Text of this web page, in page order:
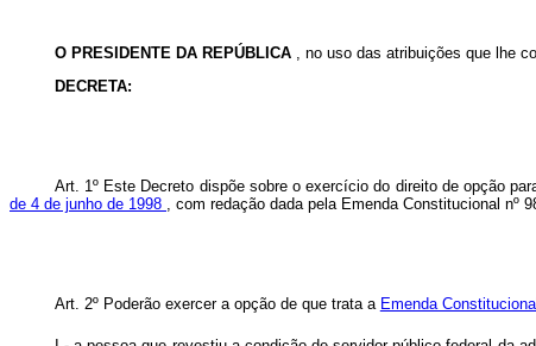
O PRESIDENTE DA REPÚBLICA , no uso das atribuições que lhe
DECRETA:
Art. 1º Este Decreto dispõe sobre o exercício do direito de opção
de 4 de junho de 1998 , com redação dada pela Emenda Constitucional nº
Art. 2º Poderão exercer a opção de que trata a Emenda